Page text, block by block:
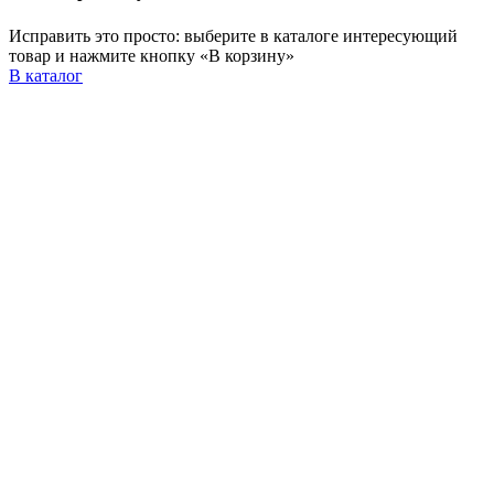
Исправить это просто: выберите в каталоге интересующий
товар и нажмите кнопку «В корзину»
В каталог